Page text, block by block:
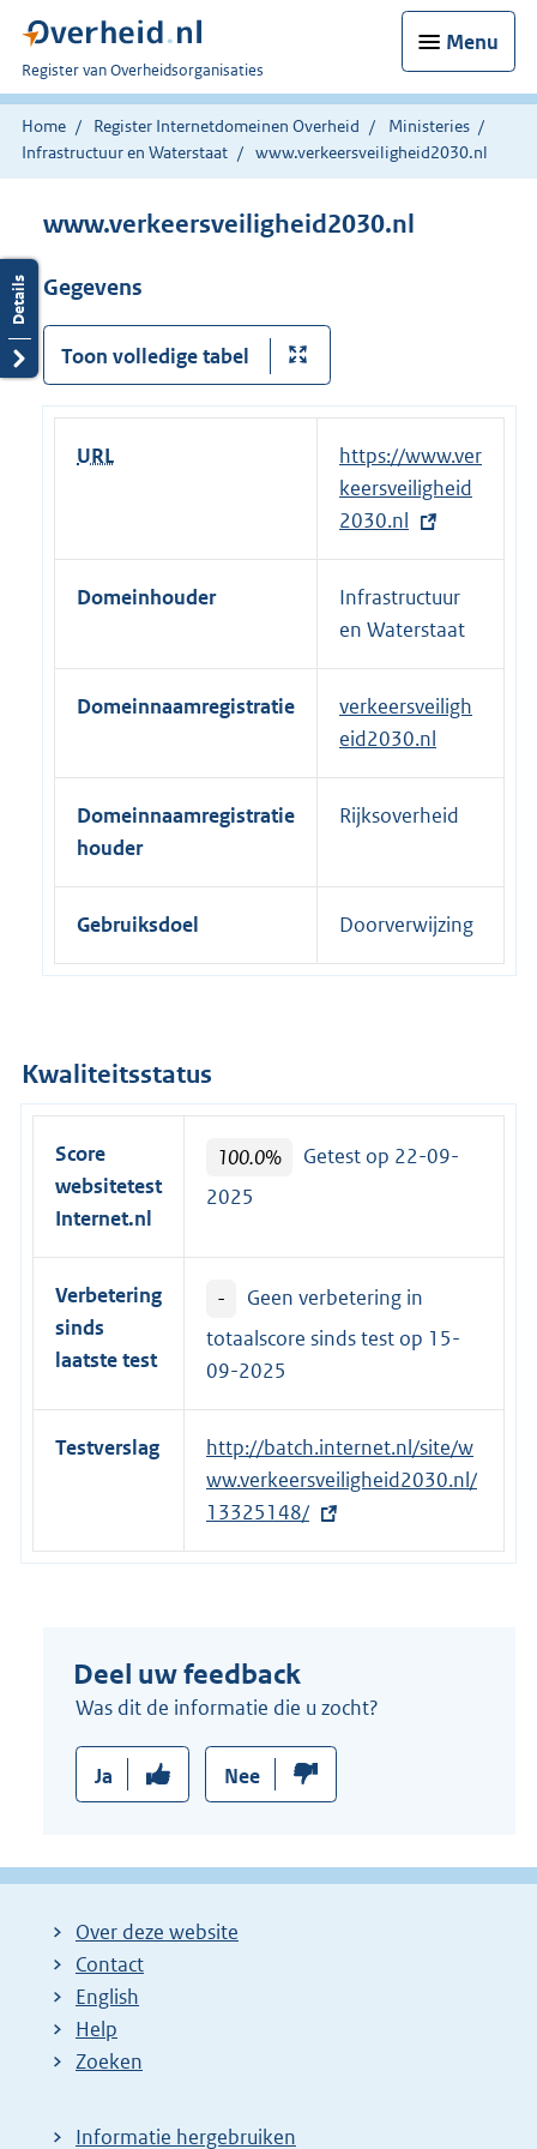
Menu
U
bent
nu
hier:
Register van Overheidsorganisaties
Home Register Internetdomeinen Overheid
Ministeries
Infrastructuur en Waterstaat
www.verkeersveiligheid2030.nl
www.verkeersveiligheid2030.nl
Gegevens
Toon volledige tabel
URL
E
x
t
e
r
i
n
k
:
https://www.ver
keersveiligheid
2030.nl
Domeinhouder
Infrastructuur
en Waterstaat
Domeinnaamregistratie
verkeersveiligh
eid2030.nl
Domeinnaamregistratie
houder
Rijksoverheid
Gebruiksdoel Doorverwijzing
Kwaliteitsstatus
Score
websitetest
Internet.nl
100.0%
Getest op 22-09-
2025
Verbetering
sinds
laatste test
-
Geen verbetering in
totaalscore sinds test op 15-
09-2025
Testverslag
E
x
t
e
l
i
:
http://batch.internet.nl/site/w
ww.verkeersveiligheid2030.nl/
13325148/
Deel uw feedback
Was dit de informatie die u zocht?
Ja Nee
Over deze website
Contact
English
Help
Zoeken
Informatie hergebruiken